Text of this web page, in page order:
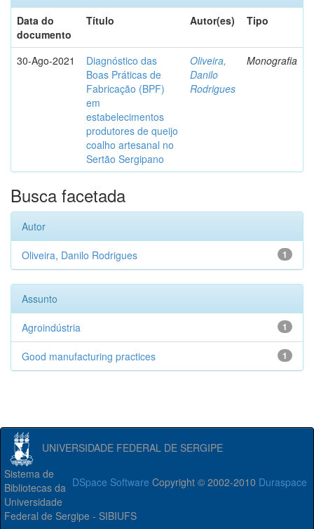
Data do
documento
Título Autor(es) Tipo
30-Ago-2021
Diagnóstico das
Boas Práticas de
Fabricação (BPF)
em
estabelecimentos
produtores de queijo
coalho artesanal no
Sertão Sergipano
Oliveira,
Danilo
Rodrigues
Monografia
Busca facetada
Autor
1
Oliveira, Danilo Rodrigues
Assunto
1
Agroindústria
1
Good manufacturing practices
UNIVERSIDADE FEDERAL DE SERGIPE
DSpace Software Copyright © 2002-2010 Duraspace
Sistema de
Bibliotecas da
Universidade
Federal de Sergipe - SIBIUFS